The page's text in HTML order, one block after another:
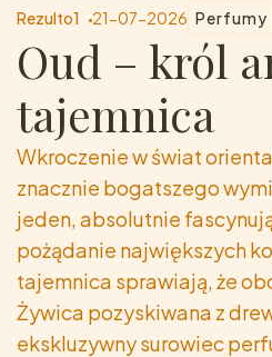
Rezulto1 21-07-2026 Perfumy
Oud – król
tajemnica
Wkroczenie w świat
znacznie bogatszego
jeden, absolutnie
pożądanie największych
tajemnica sprawiają, że
Żywica pozyskiwana z
ekskluzywny surowiec